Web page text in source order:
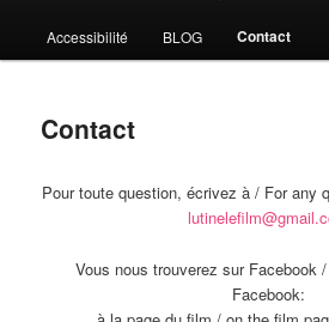
Accessibilité BLOG Contact
Contact
Pour toute question, écrivez à / For any
Vous nous trouverez sur Facebook
Facebook: